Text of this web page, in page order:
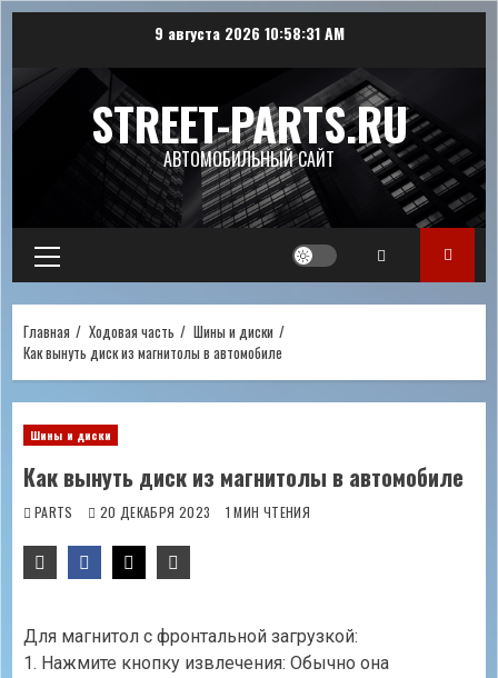
содержимому
9 августа 2026 10:58:32 AM
STREET-PARTS.RU
АВТОМОБИЛЬНЫЙ САЙТ
Основное
меню
Главная Ходовая часть
Шины и диски
Как вынуть диск из магнитолы в автомобиле
Шины и диски
Как вынуть диск из магнитолы в автомобиле
PARTS 20 ДЕКАБРЯ 2023 1 МИН ЧТЕНИЯ
Для магнитол с фронтальной загрузкой:
1. Нажмите кнопку извлечения: Обычно она